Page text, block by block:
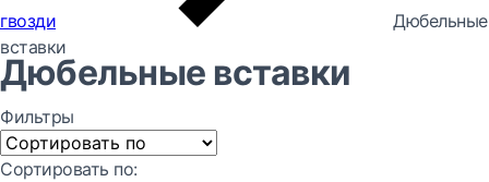
гвозди
Дюбельные
вставки
Дюбельные вставки
Фильтры
Сортировать по: